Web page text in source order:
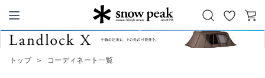
Snow Peak
お
気
カ
トップ ＞ コーディネート一覧